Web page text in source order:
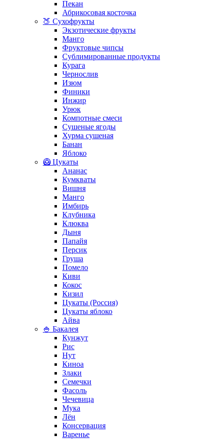
Пекан
Абрикосовая косточка
🍑 Сухофрукты
Экзотические фрукты
Манго
Фруктовые чипсы
Сублимированные продукты
Курага
Чернослив
Изюм
Финики
Инжир
Урюк
Компотные смеси
Сушеные ягоды
Хурма сушеная
Банан
Яблоко
🥝 Цукаты
Ананас
Кумкваты
Вишня
Манго
Имбирь
Клубника
Клюква
Дыня
Папайя
Персик
Груша
Помело
Киви
Кокос
Кизил
Цукаты (Россия)
Цукаты яблоко
Айва
🍚 Бакалея
Кунжут
Рис
Нут
Киноа
Злаки
Семечки
Фасоль
Чечевица
Мука
Лён
Консервация
Варенье